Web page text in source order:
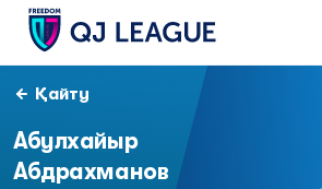
Қайту
Абулхайыр
Абдрахманов